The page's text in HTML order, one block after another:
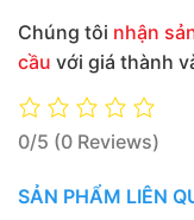
Chúng tôi nhận
cầu với giá thành
0/5 (0 Reviews)
SẢN PHẨM LIÊN